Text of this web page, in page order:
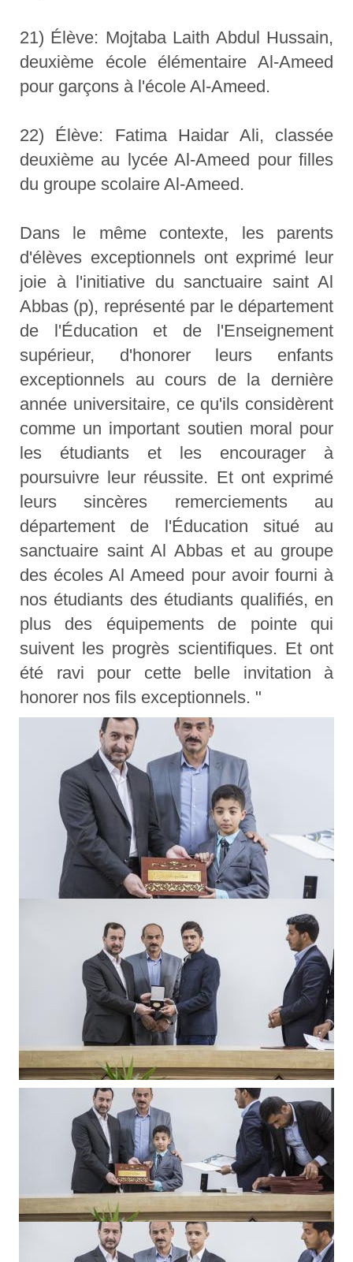
21) Élève: Mojtaba Laith Abdul Hussain,
deuxième école élémentaire Al-Ameed
pour garçons à l'école Al-Ameed.
22) Élève: Fatima Haidar Ali, classée
deuxième au lycée Al-Ameed pour filles
du groupe scolaire Al-Ameed.
Dans le même contexte, les parents
d'élèves exceptionnels ont exprimé leur
joie à l'initiative du sanctuaire saint Al
Abbas (p), représenté par le département
de l'Éducation et de l'Enseignement
supérieur, d'honorer leurs enfants
exceptionnels au cours de la dernière
année universitaire, ce qu'ils considèrent
comme un important soutien moral pour
les étudiants et les encourager à
poursuivre leur réussite. Et ont exprimé
leurs sincères remerciements au
département de l'Éducation situé au
sanctuaire saint Al Abbas et au groupe
des écoles Al Ameed pour avoir fourni à
nos étudiants des étudiants qualifiés, en
plus des équipements de pointe qui
suivent les progrès scientifiques. Et ont
été ravi pour cette belle invitation à
honorer nos fils exceptionnels. "